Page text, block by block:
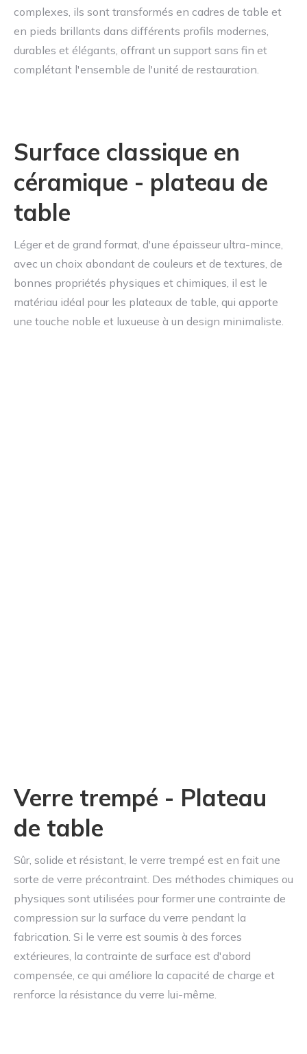
complexes, ils sont transformés en cadres de table et
en pieds brillants dans différents profils modernes,
durables et élégants, offrant un support sans fin et
complétant l'ensemble de l'unité de restauration.
Surface classique en
céramique - plateau de
table
Léger et de grand format, d'une épaisseur ultra-mince,
avec un choix abondant de couleurs et de textures, de
bonnes propriétés physiques et chimiques, il est le
matériau idéal pour les plateaux de table, qui apporte
une touche noble et luxueuse à un design minimaliste.
Verre trempé - Plateau
de table
Sûr, solide et résistant, le verre trempé est en fait une
sorte de verre précontraint. Des méthodes chimiques ou
physiques sont utilisées pour former une contrainte de
compression sur la surface du verre pendant la
fabrication. Si le verre est soumis à des forces
extérieures, la contrainte de surface est d'abord
compensée, ce qui améliore la capacité de charge et
renforce la résistance du verre lui-même.